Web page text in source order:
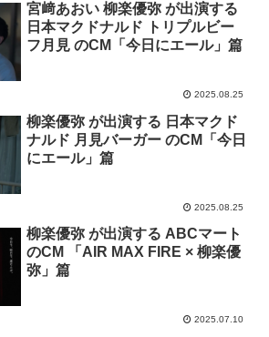
宮﨑あおい 柳楽優弥 が出演する
日本マクドナルド トリプルビー
フ月見 のCM「今日にエール」篇
2025.08.25
柳楽優弥 が出演する 日本マクド
ナルド 月見バーガー のCM「今日
にエール」篇
2025.08.25
柳楽優弥 が出演する ABCマート
のCM 「AIR MAX FIRE × 柳楽優
弥」篇
2025.07.10